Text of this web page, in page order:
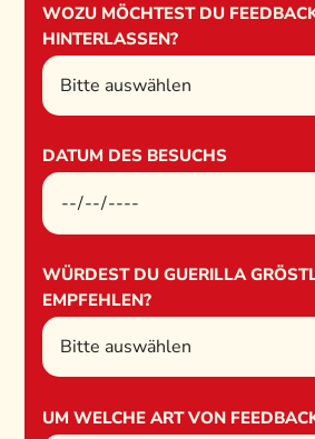
WOZU MÖCHTEST DU
HINTERLASSEN?
DATUM DES BESUCHS
WÜRDEST DU GUERILLA
EMPFEHLEN?
UM WELCHE ART VON